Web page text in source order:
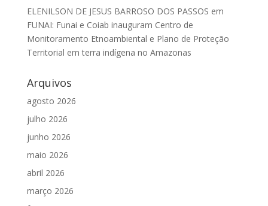
ELENILSON DE JESUS BARROSO DOS PASSOS em
FUNAI: Funai e Coiab inauguram Centro de
Monitoramento Etnoambiental e Plano de Proteção
Territorial em terra indígena no Amazonas
Arquivos
agosto 2026
julho 2026
junho 2026
maio 2026
abril 2026
março 2026